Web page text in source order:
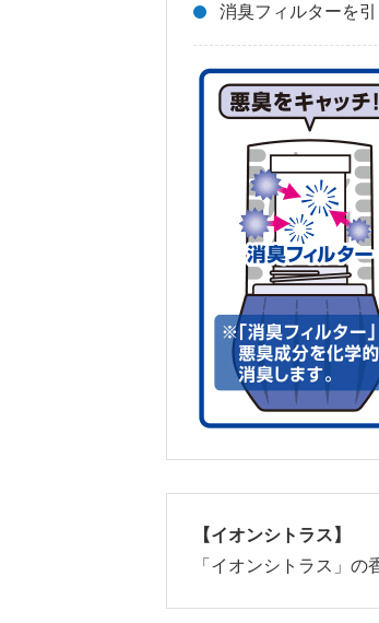
消臭フィルターを
【イオンシトラス】
「イオンシトラス」